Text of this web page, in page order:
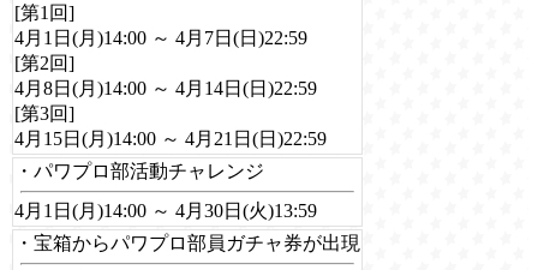
[第1回]
4月1日(月)14:00 ～ 4月7日(日)22:59
[第2回]
4月8日(月)14:00 ～ 4月14日(日)22:59
[第3回]
4月15日(月)14:00 ～ 4月21日(日)22:59
・パワプロ部活動チャレンジ
4月1日(月)14:00 ～ 4月30日(火)13:59
・宝箱からパワプロ部員ガチャ券が出現